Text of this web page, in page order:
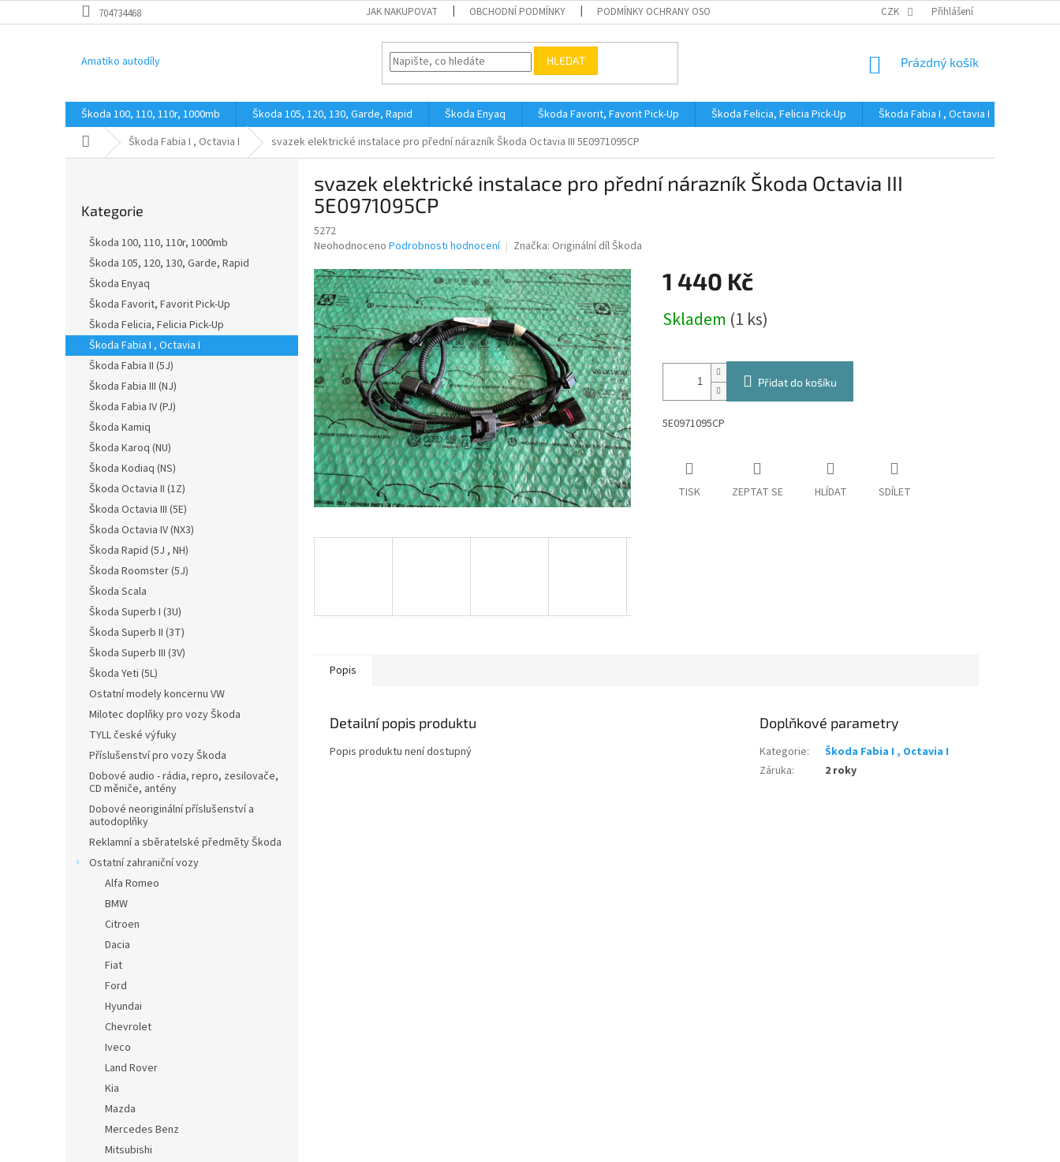
na
704734468 JAK NAKUPOVAT OBCHODNÍ PODMÍNKY PODMÍNKY OCHRANY OSOBNÍCH ÚDAJŮ CZK Přihlášení
Amatiko autodíly HLEDAT
NÁKUPNÍ
Prázdný košík
Škoda 100, 110, 110r, 1000mb Škoda 105, 120, 130, Garde, Rapid Škoda Enyaq Škoda Favorit, Favorit Pick-Up Škoda Felicia, Felicia Pick-Up Škoda Fabia I , Octavia I
Domů Škoda Fabia I , Octavia I svazek elektrické instalace pro přední nárazník Škoda Octavia III 5E0971095CP
a
n
kategorie
Kategorie
Škoda 100, 110, 110r, 1000mb
Škoda 105, 120, 130, Garde, Rapid
Škoda Enyaq
Škoda Favorit, Favorit Pick-Up
Škoda Felicia, Felicia Pick-Up
Škoda Fabia I , Octavia I
Škoda Fabia II (5J)
Škoda Fabia III (NJ)
Škoda Fabia IV (PJ)
Škoda Kamiq
Škoda Karoq (NU)
Škoda Kodiaq (NS)
Škoda Octavia II (1Z)
Škoda Octavia III (5E)
Škoda Octavia IV (NX3)
Škoda Rapid (5J , NH)
Škoda Roomster (5J)
Škoda Scala
Škoda Superb I (3U)
Škoda Superb II (3T)
Škoda Superb III (3V)
Škoda Yeti (5L)
Ostatní modely koncernu VW
Milotec doplňky pro vozy Škoda
TYLL české výfuky
Příslušenství pro vozy Škoda
Dobové audio - rádia, repro, zesilovače,
CD měniče, antény
Dobové neoriginální příslušenství a
autodoplňky
Reklamní a sběratelské předměty Škoda
Ostatní zahraniční vozy
Alfa Romeo
BMW
Citroen
Dacia
Fiat
Ford
Hyundai
Chevrolet
Iveco
Land Rover
Kia
Mazda
Mercedes Benz
Mitsubishi
svazek elektrické instalace pro přední nárazník Škoda Octavia III
5E0971095CP
5272
Průměrné
produktu
je
0,0
z
5
hvězdiček.
Neohodnoceno Podrobnosti hodnocení Značka: Originální díl Škoda
1 440 Kč
cena:
Skladem (1 ks)
Přidat do košíku
5E0971095CP
TISK ZEPTAT SE HLÍDAT SDÍLET
Popis
Detailní popis produktu
Popis produktu není dostupný
Doplňkové parametry
Kategorie:
Škoda Fabia I , Octavia I
Záruka: 2 roky